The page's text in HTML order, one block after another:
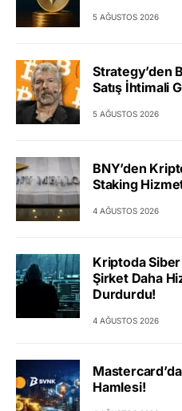
5 AĞUSTOS 2026
Strategy’den
Satış İhtimali
5 AĞUSTOS 2026
BNY’den
Staking
4 AĞUSTOS 2026
Kriptoda Siber
Şirket Daha
Durdurdu!
4 AĞUSTOS 2026
Hamlesi!